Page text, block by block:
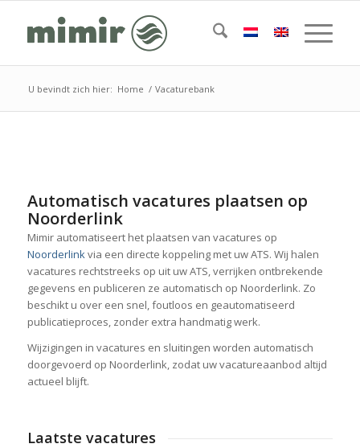
U bevindt zich hier: Home / Vacaturebank
Automatisch vacatures plaatsen op
Noorderlink
Mimir automatiseert het plaatsen van vacatures op
Noorderlinkvia een directe koppeling met uw ATS. Wij halen
vacatures rechtstreeks op uit uw ATS, verrijken ontbrekende
gegevens en publiceren ze automatisch op Noorderlink. Zo
beschikt u over een snel, foutloos en geautomatiseerd
publicatieproces, zonder extra handmatig werk.
Wijzigingen in vacatures en sluitingen worden automatisch
doorgevoerd op Noorderlink, zodat uw vacatureaanbod altijd
actueel blijft.
Laatste vacatures